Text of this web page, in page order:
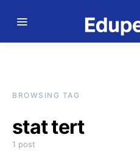
BROWSING TAG
stat tert
1 post